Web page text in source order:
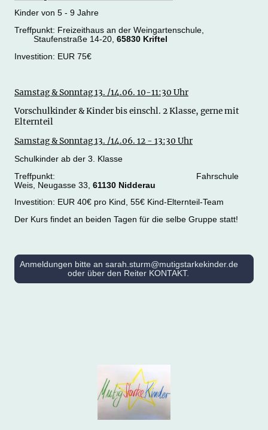
Kinder von 5 - 9 Jahre
Treffpunkt: Freizeithaus an der Weingartenschule,
Staufenstraße 14-20, 65830 Kriftel
Investition: EUR 75€
Samstag & Sonntag 13. /14.06. 10-11:30 Uhr
Vorschulkinder & Kinder bis einschl. 2 Klasse, gerne mit
Elternteil
Samstag & Sonntag 13. /14.06. 12 - 13:30 Uhr
Schulkinder ab der 3. Klasse
Treffpunkt: Fahrschule
Weis, Neugasse 33, 61130 Nidderau
Investition: EUR 40€ pro Kind, 55€ Kind-Elternteil-Team
Der Kurs findet an beiden Tagen für die selbe Gruppe statt!
Anmeldungen bitte an sarah.sturm@mutigstarkekinder.de
oder über den Reiter KONTAKT.